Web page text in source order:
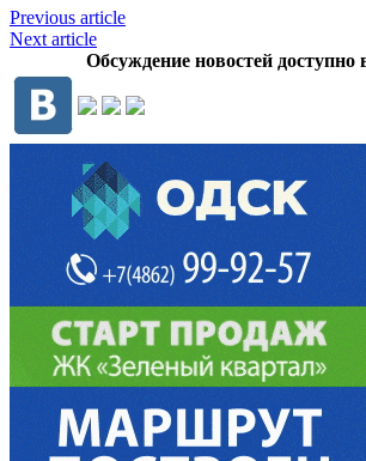
Previous article
Next article
Обсуждение новостей доступно